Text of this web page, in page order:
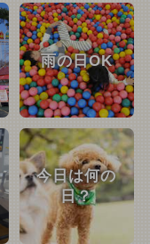
雨の日OK
今日は何の
日？